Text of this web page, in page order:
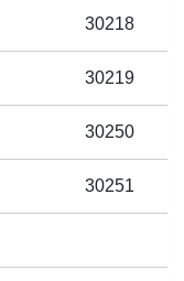
30218
30219
30250
30251